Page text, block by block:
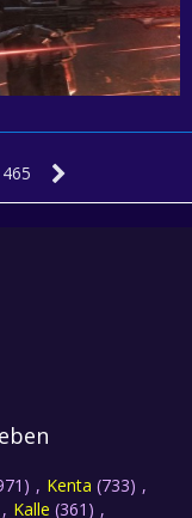
465
Kenta (733)
Kalle (361)